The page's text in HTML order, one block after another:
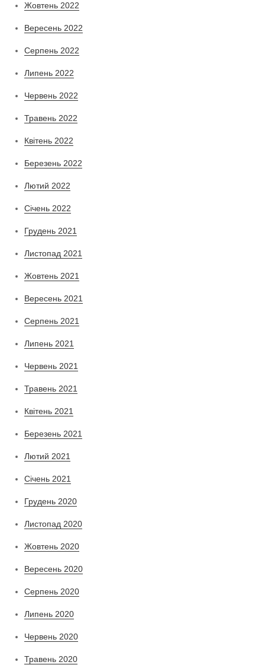
Жовтень 2022
Вересень 2022
Серпень 2022
Липень 2022
Червень 2022
Травень 2022
Квітень 2022
Березень 2022
Лютий 2022
Січень 2022
Грудень 2021
Листопад 2021
Жовтень 2021
Вересень 2021
Серпень 2021
Липень 2021
Червень 2021
Травень 2021
Квітень 2021
Березень 2021
Лютий 2021
Січень 2021
Грудень 2020
Листопад 2020
Жовтень 2020
Вересень 2020
Серпень 2020
Липень 2020
Червень 2020
Травень 2020